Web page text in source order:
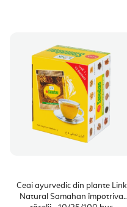
Ceai ayurvedic din plante Link
Natural Samahan împotriva